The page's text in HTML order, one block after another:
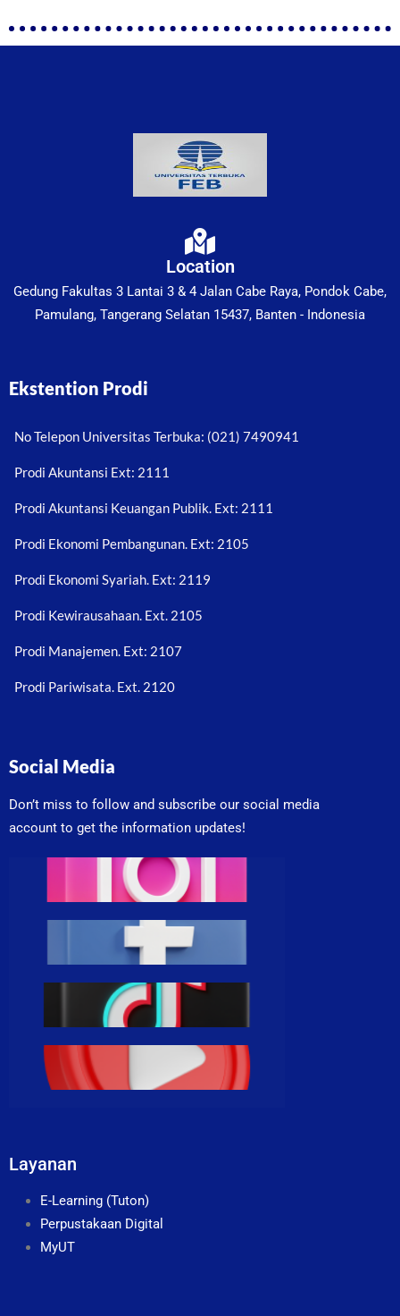
Location
Gedung Fakultas 3 Lantai 3 & 4 Jalan Cabe Raya, Pondok Cabe,
Pamulang, Tangerang Selatan 15437, Banten - Indonesia
Ekstention Prodi
No Telepon Universitas Terbuka: (021) 7490941
Prodi Akuntansi Ext: 2111
Prodi Akuntansi Keuangan Publik. Ext: 2111
Prodi Ekonomi Pembangunan. Ext: 2105
Prodi Ekonomi Syariah. Ext: 2119
Prodi Kewirausahaan. Ext. 2105
Prodi Manajemen. Ext: 2107
Prodi Pariwisata. Ext. 2120
Social Media
Don’t miss to follow and subscribe our social media
account to get the information updates!
Layanan
E-Learning (Tuton)
Perpustakaan Digital
MyUT